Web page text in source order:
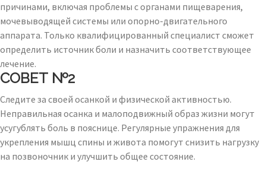
причинами, включая проблемы с органами пищеварения,
мочевыводящей системы или опорно-двигательного
аппарата. Только квалифицированный специалист сможет
определить источник боли и назначить соответствующее
лечение.
СОВЕТ №2
Следите за своей осанкой и физической активностью.
Неправильная осанка и малоподвижный образ жизни могут
усугублять боль в пояснице. Регулярные упражнения для
укрепления мышц спины и живота помогут снизить нагрузку
на позвоночник и улучшить общее состояние.